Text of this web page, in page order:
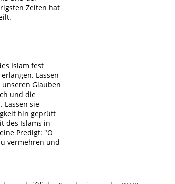
Zeiten hat
Islam fest
Lassen
Glauben
und die
Lassen sie
hin geprüft
des Islams in
Predigt: "O
vermehren und